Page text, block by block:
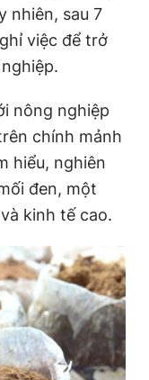
nhiên, sau 7
việc để trở
nông nghiệp
chính mảnh
hiểu, nghiên
đen, một
kinh tế cao.